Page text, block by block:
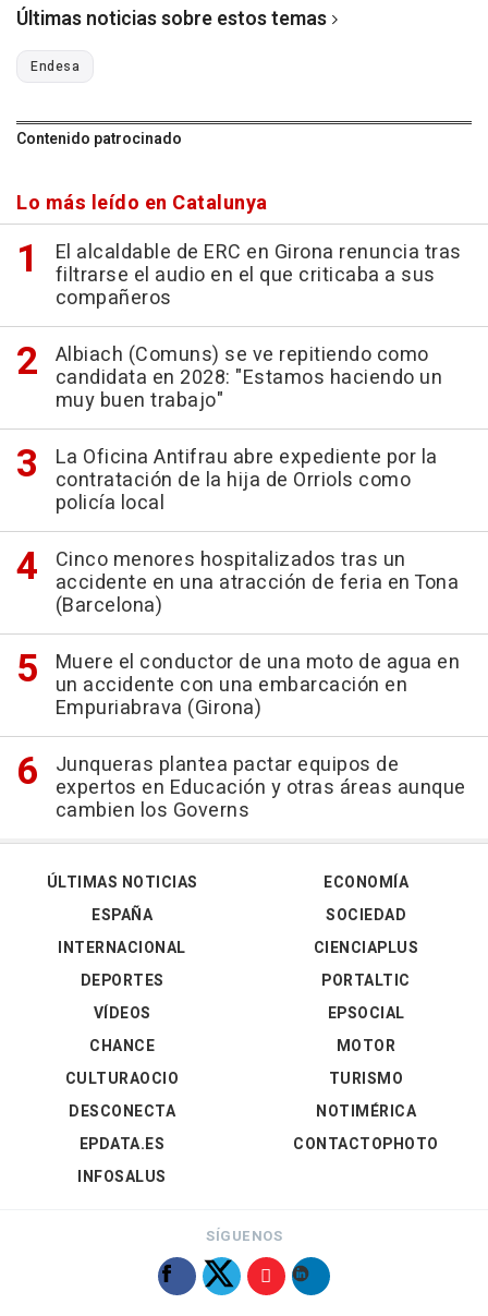
Últimas noticias sobre estos temas
Endesa
Contenido patrocinado
Lo más leído en Catalunya
El alcaldable de ERC en Girona renuncia tras
filtrarse el audio en el que criticaba a sus
compañeros
Albiach (Comuns) se ve repitiendo como
candidata en 2028: "Estamos haciendo un
muy buen trabajo"
La Oficina Antifrau abre expediente por la
contratación de la hija de Orriols como
policía local
Cinco menores hospitalizados tras un
accidente en una atracción de feria en Tona
(Barcelona)
Muere el conductor de una moto de agua en
un accidente con una embarcación en
Empuriabrava (Girona)
Junqueras plantea pactar equipos de
expertos en Educación y otras áreas aunque
cambien los Governs
ÚLTIMAS NOTICIAS
ESPAÑA
INTERNACIONAL
DEPORTES
VÍDEOS
ECONOMÍA
SOCIEDAD
CIENCIAPLUS
PORTALTIC
EPSOCIAL
CHANCE
CULTURAOCIO
DESCONECTA
EPDATA.ES
INFOSALUS
MOTOR
TURISMO
NOTIMÉRICA
CONTACTOPHOTO
SÍGUENOS